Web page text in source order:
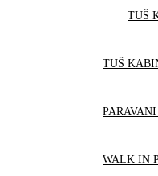
TUŠ
TUŠ
WALK IN